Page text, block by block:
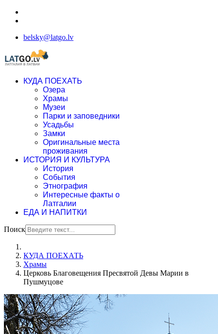
belsky@latgo.lv
КУДА ПОЕХАТЬ
Озера
Храмы
Музеи
Парки и заповедники
Усадьбы
Замки
Оригинальные места
проживания
ИСТОРИЯ И КУЛЬТУРА
История
События
Этнография
Интересные факты о
Латгалии
ЕДА И НАПИТКИ
Поиск
КУДА ПОЕХАТЬ
Храмы
Церковь Благовещения Пресвятой Девы Марии в
Пушмуцове